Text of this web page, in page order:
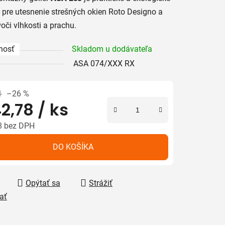
pre utesnenie strešných okien Roto Designo a
vlhkosti a prachu.
Skladom u dodávateľa
ASA 074/XXX RX
–26 %
/ ks
bez DPH
DO KOŠÍKA
Opýtať sa
Strážiť